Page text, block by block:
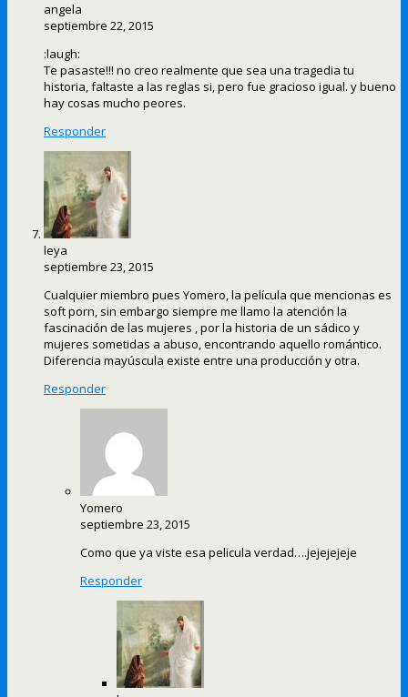
angela
septiembre 22, 2015
:laugh:
Te pasaste!!! no creo realmente que sea una tragedia tu
historia, faltaste a las reglas si, pero fue gracioso igual. y bueno
hay cosas mucho peores.
Responder
leya
septiembre 23, 2015
Cualquier miembro pues Yomero, la película que mencionas es
soft porn, sin embargo siempre me llamo la atención la
fascinación de las mujeres , por la historia de un sádico y
mujeres sometidas a abuso, encontrando aquello romántico.
Diferencia mayúscula existe entre una producción y otra.
Responder
Yomero
septiembre 23, 2015
Como que ya viste esa pelicula verdad….jejejejeje
Responder